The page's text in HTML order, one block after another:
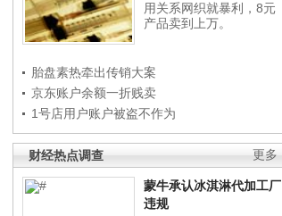
用关系网织就暴利，8元
产品卖到上万。
胎盘素热牵出传销大案
京东账户余额一折贱卖
1号店用户账户被盗不作为
更多
财经热点调查
蒙牛承认冰淇淋代加工厂
违规